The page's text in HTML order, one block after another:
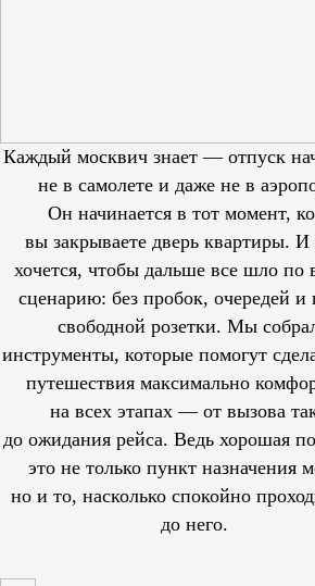
Каждый москвич знает — отпуск
не в самолете и даже не в
Он начинается в тот момент,
вы закрываете дверь квартиры. И
хочется, чтобы дальше все шло по
сценарию: без пробок, очередей и
свободной розетки. Мы
инструменты, которые помогут
путешествия максимально
на всех этапах — от вызова
до ожидания рейса. Ведь хорошая
это не только пункт назначения
но и то, насколько спокойно
до него.